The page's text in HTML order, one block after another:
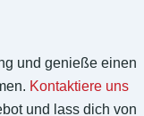
und genieße einen
Kontaktiere uns
und lass dich von